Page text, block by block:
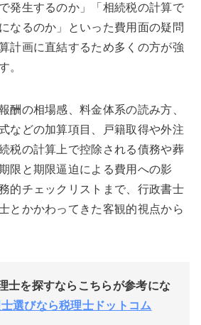
発生するのか」「相続税の計算で
なるのか」といった費用面の疑問
計画に直結するため多くの方が強
。
酬の相場感、料金体系の読み方、
などの加算項目、戸籍取得や外注
税の計算上で控除される債務や葬
限と期限逼迫による費用への影
的チェックリストまで、行政書士
とかかわってきた客観的視点から
士を探すならこちらが参考にな
選びなら税理士ドットコム